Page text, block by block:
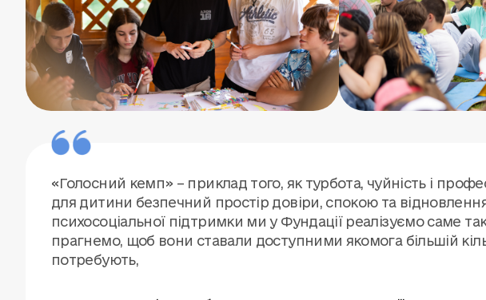
«Голосний кемп» – приклад того, як турбота, чуйність і
для дитини безпечний простір довіри, спокою та
психосоціальної підтримки ми у Фундації реалізуємо саме
прагнемо, щоб вони ставали доступними якомога більшій
потребують,